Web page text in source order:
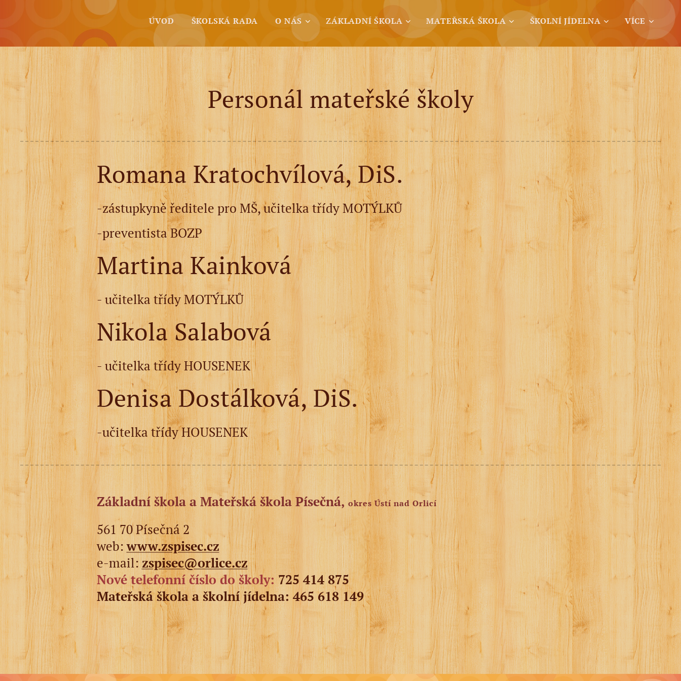
ÚVOD ŠKOLSKÁ RADA O NÁS ZÁKLADNÍ ŠKOLA MATEŘSKÁ ŠKOLA ŠKOLNÍ JÍDELNA VÍCE
Personál mateřské školy
Romana Kratochvílová, DiS.
-zástupkyně ředitele pro MŠ, učitelka třídy MOTÝLKŮ
-preventista BOZP
Martina Kainková
- učitelka třídy MOTÝLKŮ
Nikola Salabová
- učitelka třídy HOUSENEK
Denisa Dostálková, DiS.
-učitelka třídy HOUSENEK
Základní škola a Mateřská škola Písečná, okres Ústí nad Orlicí
561 70 Písečná 2
web:www.zspisec.cz
e-mail:zspisec@orlice.cz
Nové telefonní číslo do školy:725 414 875
Mateřská škola a školní jídelna:465 618 149